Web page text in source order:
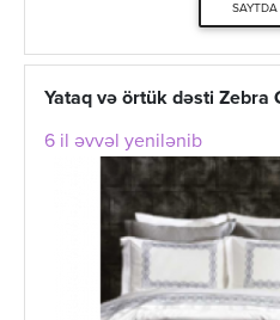
SAYTDA
Yataq və örtük dəsti Zebra
6 il əvvəl yenilənib